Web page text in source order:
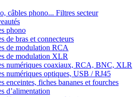
câbles phono... Filtres secteur
phono
de bras et connecteurs
de modulation RCA
de modulation XLR
numériques coaxiaux, RCA, BNC, XLR
numériques optiques, USB / RJ45
enceintes, fiches bananes et fourches
d’alimentation